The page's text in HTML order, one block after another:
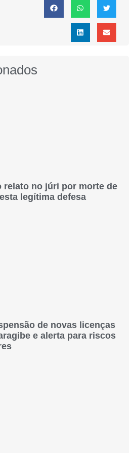
relato no júri por morte de
legítima defesa
de novas licenças
e alerta para riscos